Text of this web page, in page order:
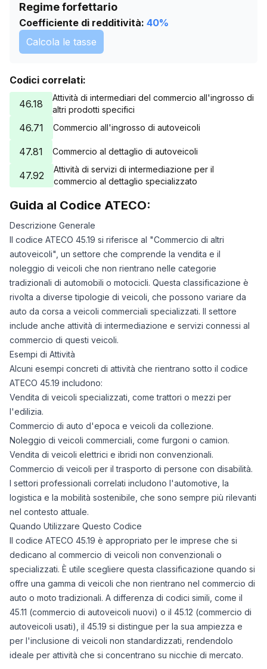
Regime forfettario
Coefficiente di redditività: 40%
Calcola le tasse
Codici correlati:
46.18
Attività di intermediari del commercio all'ingrosso di
altri prodotti specifici
46.71 Commercio all'ingrosso di autoveicoli
47.81 Commercio al dettaglio di autoveicoli
47.92
Attività di servizi di intermediazione per il
commercio al dettaglio specializzato
Guida al Codice ATECO:
Descrizione Generale
Il codice ATECO 45.19 si riferisce al "Commercio di altri
autoveicoli", un settore che comprende la vendita e il
noleggio di veicoli che non rientrano nelle categorie
tradizionali di automobili o motocicli. Questa classificazione è
rivolta a diverse tipologie di veicoli, che possono variare da
auto da corsa a veicoli commerciali specializzati. Il settore
include anche attività di intermediazione e servizi connessi al
commercio di questi veicoli.
Esempi di Attività
Alcuni esempi concreti di attività che rientrano sotto il codice
ATECO 45.19 includono:
Vendita di veicoli specializzati, come trattori o mezzi per
l'edilizia.
Commercio di auto d'epoca e veicoli da collezione.
Noleggio di veicoli commerciali, come furgoni o camion.
Vendita di veicoli elettrici e ibridi non convenzionali.
Commercio di veicoli per il trasporto di persone con disabilità.
I settori professionali correlati includono l'automotive, la
logistica e la mobilità sostenibile, che sono sempre più rilevanti
nel contesto attuale.
Quando Utilizzare Questo Codice
Il codice ATECO 45.19 è appropriato per le imprese che si
dedicano al commercio di veicoli non convenzionali o
specializzati. È utile scegliere questa classificazione quando si
offre una gamma di veicoli che non rientrano nel commercio di
auto o moto tradizionali. A differenza di codici simili, come il
45.11 (commercio di autoveicoli nuovi) o il 45.12 (commercio di
autoveicoli usati), il 45.19 si distingue per la sua ampiezza e
per l'inclusione di veicoli non standardizzati, rendendolo
ideale per attività che si concentrano su nicchie di mercato.